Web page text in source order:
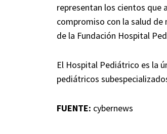
representan los cientos que
compromiso con la salud de
de la Fundación Hospital
El Hospital Pediátrico es la
pediátricos
FUENTE: cybernews